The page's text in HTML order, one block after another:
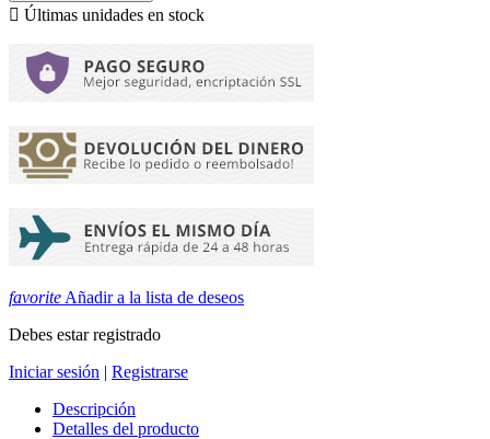
 Últimas unidades en stock
favorite Añadir a la lista de deseos
Debes estar registrado
Iniciar sesión | Registrarse
Descripción
Detalles del producto